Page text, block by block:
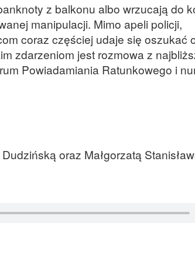
z balkonu albo wrzucają do
manipulacji. Mimo apeli policji,
coraz częściej udaje się oszukać
zdarzeniom jest rozmowa z
Powiadamiania Ratunkowego i
oraz Małgorzatą